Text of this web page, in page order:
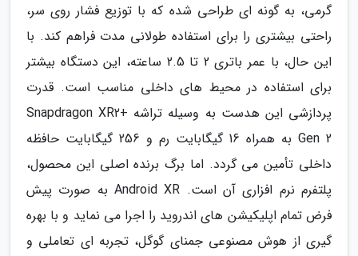
گرمی، به گونه ای طراحی شده که با توزیع فشار روی سر،
راحتی بیشتری را برای استفاده طولانی مدت فراهم کند. با
این حال، با عمر باتری 2 تا 2.5 ساعته، این دستگاه بیشتر
برای استفاده در محیط های داخلی مناسب است. قدرت
پردازشی این هدست به وسیله تراشه Snapdragon XR2+
Gen 2 به همراه 16 گیگابایت رم و 256 گیگابایت حافظه
داخلی تأمین می گردد. اما برگ برنده اصلی این محصول،
پلتفرم نرم افزاری آن است. Android XR به صورت پیش
فرض تمام اپلیکیشن های اندروید را اجرا می نماید و با بهره
گیری از هوش مصنوعی جمنای گوگل، تجربه ای تعاملی و